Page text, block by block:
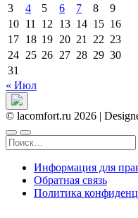
3
4 5 6 7 8
9
10 11 12 13 14 15 16
17 18 19 20 21 22 23
24 25 26 27 28 29 30
31
« Июл
© lacomfort.ru 2026 |
Найти:
Информация для
Обратная связь
Политика